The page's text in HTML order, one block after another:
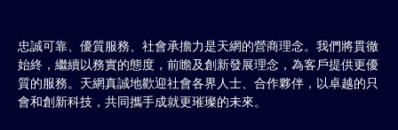
忠誠可靠、優質服務、社會承擔力是天網的營商理念。我們將貫徹
始終，繼續以務實的態度，前瞻及創新發展理念，為客戶提供更優
質的服務。天網真誠地歡迎社會各界人士、合作夥伴，以卓越的只
會和創新科技，共同攜手成就更璀璨的未來。